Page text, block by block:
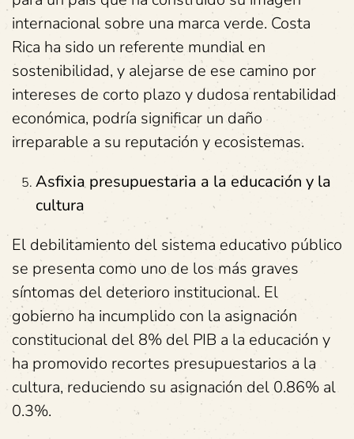
internacional sobre una marca verde. Costa
Rica ha sido un referente mundial en
sostenibilidad, y alejarse de ese camino por
intereses de corto plazo y dudosa rentabilidad
económica, podría significar un daño
irreparable a su reputación y ecosistemas.
Asfixia presupuestaria a la educación y la
cultura
El debilitamiento del sistema educativo público
se presenta como uno de los más graves
síntomas del deterioro institucional. El
gobierno ha incumplido con la asignación
constitucional del 8% del PIB a la educación y
ha promovido recortes presupuestarios a la
cultura, reduciendo su asignación del 0.86% al
0.3%.